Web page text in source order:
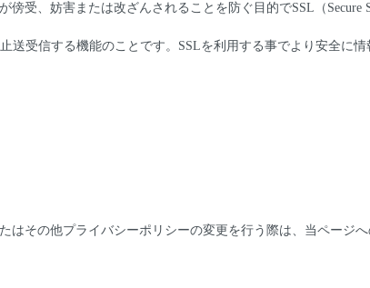
受、妨害または改ざんされることを防ぐ目的でSSL（Secure
受信する機能のことです。SSLを利用する事でより安全に情
はその他プライバシーポリシーの変更を行う際は、当ページ